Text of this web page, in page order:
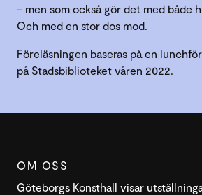
– men som också gör det med både
Och med en stor dos mod.
Föreläsningen baseras på en
på Stadsbiblioteket våren 2022.
OM OSS
Göteborgs Konsthall visar